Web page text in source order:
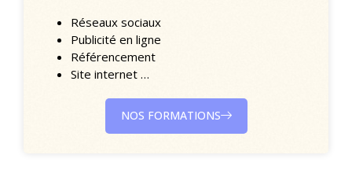
Réseaux sociaux
Publicité en ligne
Référencement
Site internet …
NOS FORMATIONS